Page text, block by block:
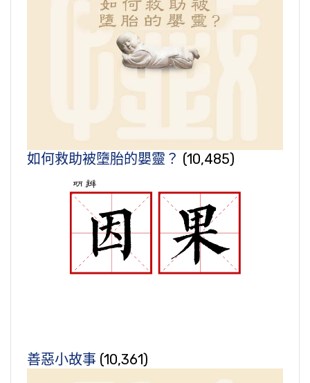
如何救助被墮胎的嬰靈？ (10,485)
善惡小故事 (10,361)